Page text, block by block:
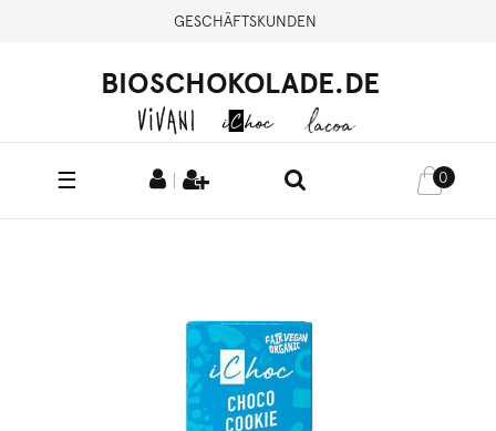
GESCHÄFTSKUNDEN
BIOSCHOKOLADE.DE
☰ 0